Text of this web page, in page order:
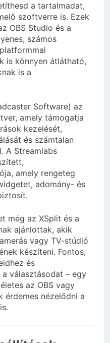
a tartalmadat,
szoftverre is. Ezek
OBS Studio és a
számos
is könnyen átlátható,
is a
Software) az
amely támogatja
kezelését,
és számtalan
A Streamlabs
amely rengeteg
adomány- és
még az XSplit és a
ajánlottak, akik
vagy TV-stúdió
készíteni. Fontos,
és
választásodat – egy
az OBS vagy
érdemes nézelődni a